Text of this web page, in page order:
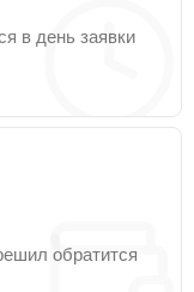
в день заявки
обратится